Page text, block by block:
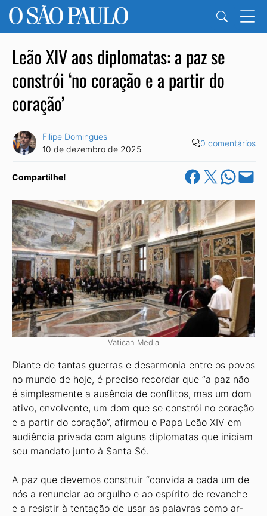
Leão XIV aos diplomatas: a paz se
constrói ‘no coração e a partir do
coração’
Filipe Domingues
10 de dezembro de 2025
0 comentários
Compartilhe! Share on Facebook
Share on X Share on
Email this
Vatican Media
Diante de tantas guerras e desarmo­nia entre os povos
no mundo de hoje, é preciso recordar que “a paz não
é sim­plesmente a ausência de conflitos, mas um dom
ativo, envolvente, um dom que se constrói no coração
e a partir do cora­ção”, afirmou o Papa Leão XIV em
audi­ência privada com alguns diplomatas que iniciam
seu mandato junto à Santa Sé.
A paz que devemos construir “convi­da a cada um de
nós a renunciar ao orgu­lho e ao espírito de revanche
e a resistir à tentação de usar as palavras como ar­